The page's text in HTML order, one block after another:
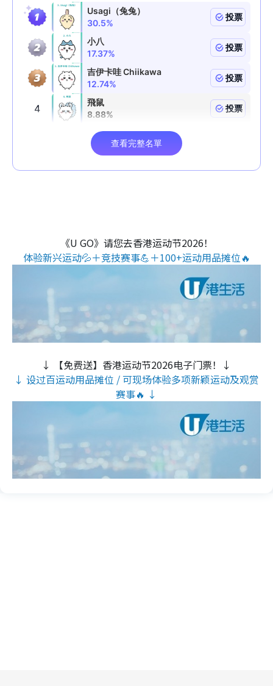
《U GO》请您去香港运动节2026！
体验新兴运动💦＋竞技赛事💪＋100+运动用品摊位🔥
↓ 【免费送】香港运动节2026电子门票！↓
↓ 设过百运动用品摊位 / 可现场体验多项新颖运动及观赏
赛事🔥 ↓